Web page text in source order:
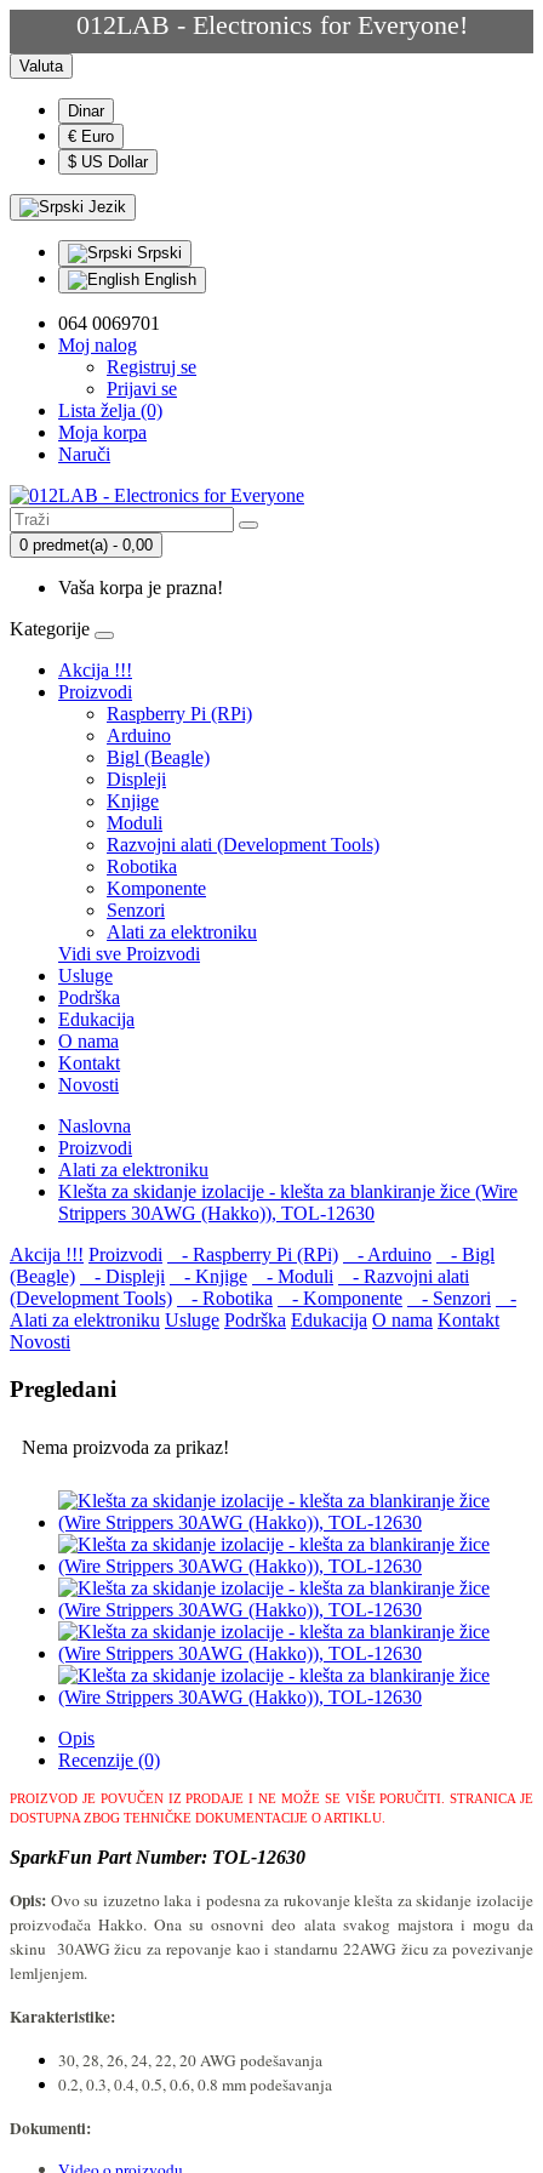
012LAB - Electronics for Everyone!
Valuta
Dinar
€ Euro
$ US Dollar
Jezik
Srpski
English
064 0069701
Moj nalog
Registruj se
Prijavi se
Lista želja (0)
Moja korpa
Naruči
0 predmet(a) - 0,00
Vaša korpa je prazna!
Kategorije
Akcija !!!
Proizvodi
Raspberry Pi (RPi)
Arduino
Bigl (Beagle)
Displеji
Knjige
Moduli
Razvojni alati (Development Tools)
Robotika
Komponente
Senzori
Alati za elektroniku
Vidi sve Proizvodi
Usluge
Podrška
Edukacija
O nama
Kontakt
Novosti
Naslovna
Proizvodi
Alati za elektroniku
Klešta za skidanje izolacije - klešta za blankiranje žice (Wire
Strippers 30AWG (Hakko)), TOL-12630
Akcija !!! Proizvodi - Raspberry Pi (RPi) - Arduino
- Bigl
(Beagle)
- Displеji - Knjige - Moduli
- Razvojni alati
(Development Tools)
- Robotika - Komponente - Senzori
-
Alati za elektroniku Usluge Podrška Edukacija O nama Kontakt
Novosti
Pregledani
Nema proizvoda za prikaz!
Opis
Recenzije (0)
PROIZVOD JE POVUČEN IZ PRODAJE I NE MOŽE SE VIŠE PORUČITI.STRANICA JE
DOSTUPNA ZBOG TEHNIČKE DOKUMENTACIJE O ARTIKLU.
SparkFun Part Number: TOL-12630
Opis: Ovo su izuzetno laka i podesna za rukovanje klešta za skidanje izolacije
proizvođača Hakko. Ona su osnovni deo alata svakog majstora i mogu da
skinu 30AWG žicu za repovanje kao i standarnu 22AWG žicu za povezivanje
lemljenjem.
Karakteristike:
30, 28, 26, 24, 22, 20 AWG podešavanja
0.2, 0.3, 0.4, 0.5, 0.6, 0.8 mm podešavanja
Dokumenti: